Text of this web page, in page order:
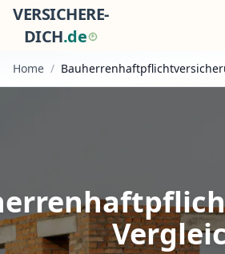
VERSICHERE-
DICH.de
Home /